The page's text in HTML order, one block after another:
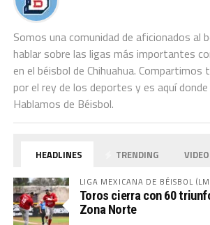
Somos una comunidad de aficionados al
hablar sobre las ligas más importantes
en el béisbol de Chihuahua.
por el rey de los deportes y es aquí
Hablamos de Béisbol.
HEADLINES TRENDING
LIGA MEXICANA DE BÉISBOL
Toros cierra con 60
Zona Norte